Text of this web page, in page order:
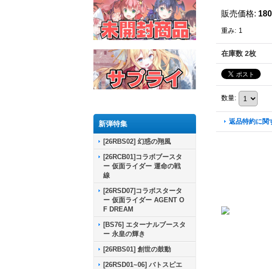
新弾特集
[26RBS02] 幻惑の翔風
[26RCB01]コラボブースタ
ー 仮面ライダー 運命の戦
線
[26RSD07]コラボスタータ
ー 仮面ライダー AGENT O
F DREAM
[BS76] エターナルブースタ
ー 永皇の輝き
[26RBS01] 創世の鼓動
[26RSD01~06] バトスピエ
販売価格:
重み: 1
在庫数 2枚
数量:
返品特約に関